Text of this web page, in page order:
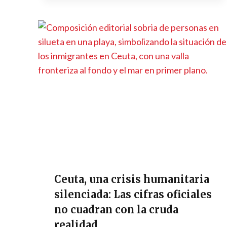
Ceuta, una crisis humanitaria
silenciada: Las cifras oficiales
no cuadran con la cruda